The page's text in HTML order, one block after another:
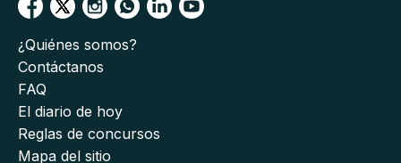
¿Quiénes somos?
Contáctanos
FAQ
El diario de hoy
Reglas de concursos
Mapa del sitio